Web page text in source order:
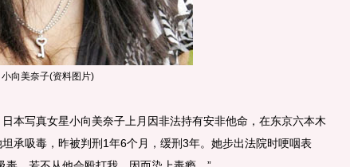
小向美奈子(资料图片)
写真女星小向美奈子上月因非法持有安非他命，在东京六本木
承吸毒，昨被判刑1年6个月，缓刑3年。她步出法院时哽咽表